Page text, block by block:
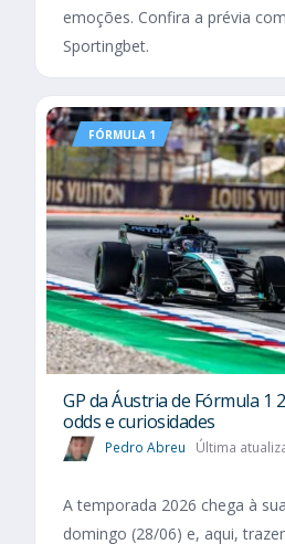
emoções. Confira a prévia
Sportingbet.
FÓRMULA 1
GP da Áustria de Fórmula 1
odds e curiosidades
Pedro Abreu Última
A temporada 2026 chega à
domingo (28/06) e, aqui,